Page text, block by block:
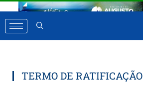
TERMO DE RATIFICAÇÃO